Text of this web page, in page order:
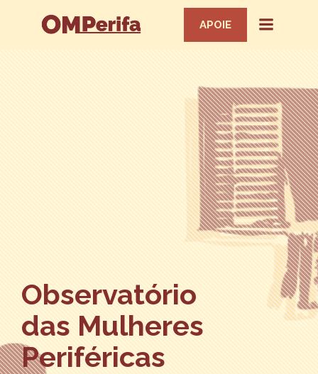
APOIE
Observatório
das Mulheres
Periféricas